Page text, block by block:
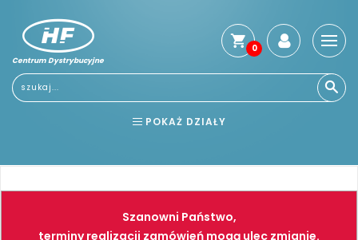
Centrum Dystrybucyjne
0
POKAŻ DZIAŁY
NARZĘDZIA SPAWALNICTWO
FARBY PNEUMATYKA
Szanowni Państwo,
terminy realizacji zamówień mogą ulec zmianie.